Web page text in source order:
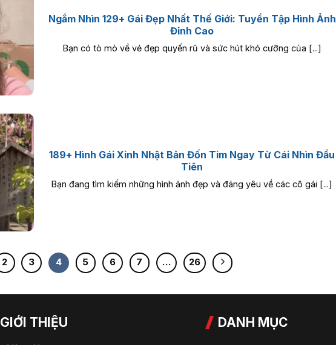
Ngắm Nhìn 129+ Gái Đẹp Nhất Thế Giới: Tuyển Tập Hình Ảnh
Đỉnh Cao
Bạn có tò mò về vẻ đẹp quyến rũ và sức hút khó cưỡng của [...]
189+ Hình Gái Xinh Nhật Bản Đốn Tim Ngay Từ Cái Nhìn Đầu
Tiên
Bạn đang tìm kiếm những hình ảnh đẹp và đáng yêu về các cô gái [...]
2 3 4 5 6 7 … 26
GIỚI THIỆU DANH MỤC